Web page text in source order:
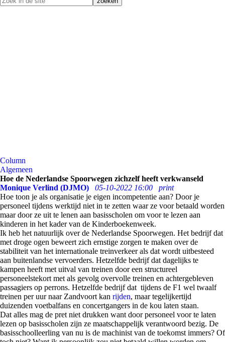
Column
Algemeen
Hoe de Nederlandse Spoorwegen zichzelf heeft verkwanseld
Monique Verlind (DJMO)
05-10-2022 16:00
print
Hoe toon je als organisatie je eigen incompetentie aan? Door je
personeel tijdens werktijd niet in te zetten waar ze voor betaald worden
maar door ze uit te lenen aan basisscholen om voor te lezen aan
kinderen in het kader van de Kinderboekenweek.
Ik heb het natuurlijk over de Nederlandse Spoorwegen. Het bedrijf dat
met droge ogen beweert zich ernstige zorgen te maken over de
stabiliteit van het internationale treinverkeer als dat wordt uitbesteed
aan buitenlandse vervoerders. Hetzelfde bedrijf dat dagelijks te
kampen heeft met uitval van treinen door een structureel
personeelstekort met als gevolg overvolle treinen en achtergebleven
passagiers op perrons. Hetzelfde bedrijf dat tijdens de F1 wel twaalf
treinen per uur naar Zandvoort kan rijden, maar tegelijkertijd
duizenden voetbalfans en concertgangers in de kou laten staan.
Dat alles mag de pret niet drukken want door personeel voor te laten
lezen op basisscholen zijn ze maatschappelijk verantwoord bezig. De
basisschoolleerling van nu is de machinist van de toekomst immers? Of